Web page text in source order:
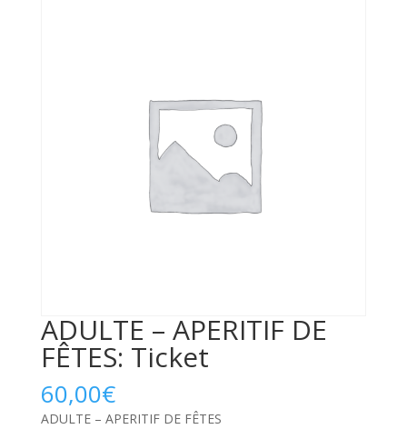
ADULTE – APERITIF DE
FÊTES: Ticket
60,00€
ADULTE – APERITIF DE FÊTES